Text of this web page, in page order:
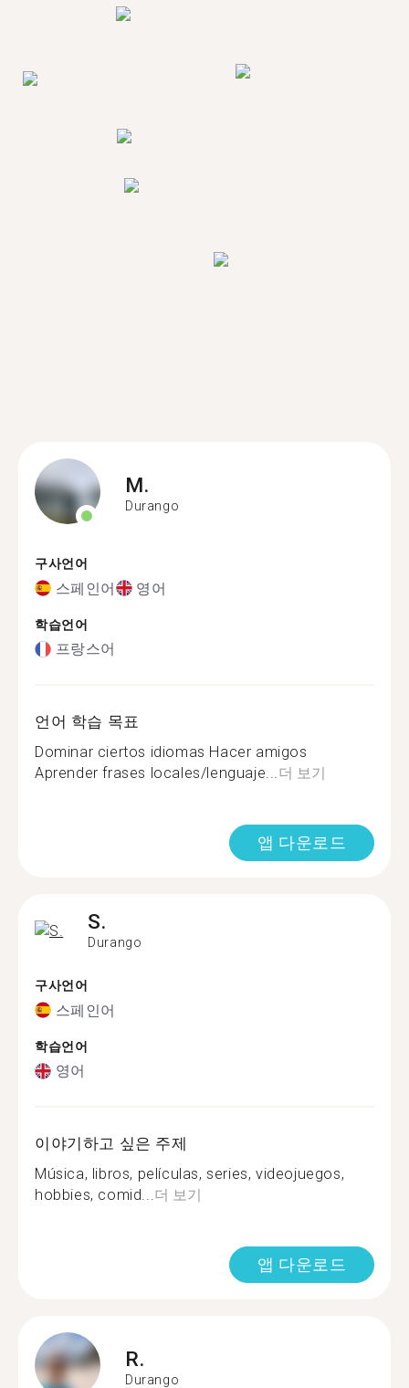
M.
Durango
구사언어
스페인어 영어
학습언어
프랑스어
언어 학습 목표
Dominar ciertos idiomas Hacer amigos
Aprender frases locales/lenguaje...더 보기
앱 다운로드
S.
Durango
구사언어
스페인어
학습언어
영어
이야기하고 싶은 주제
Música, libros, películas, series, videojuegos,
hobbies, comid...더 보기
앱 다운로드
R.
Durango